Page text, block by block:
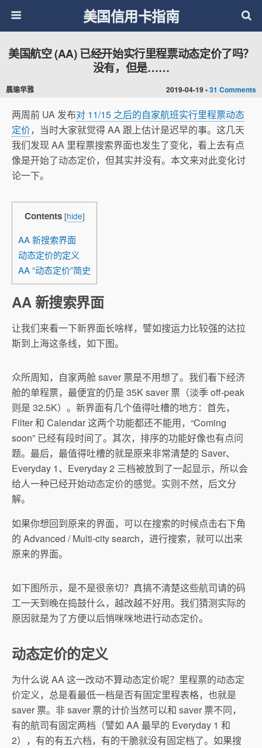
美国信用卡指南
2019-04-19 •31 Comments
美国航空 (AA) 已经开始实行里程票动态定价了吗？
没有，但是……
晨瑜早雅
两周前 UA 发布对 11/15 之后的自家航班实行里程票动态
定价，当时大家就觉得 AA 跟上估计是迟早的事。这几天
我们发现 AA 里程票搜索界面也发生了变化，看上去有点
像是开始了动态定价，但其实并没有。本文来对此变化讨
论一下。
Contents [hide]
AA 新搜索界面
动态定价的定义
AA “动态定价”简史
AA 新搜索界面
让我们来看一下新界面长啥样，譬如搜运力比较强的达拉
斯到上海这条线，如下图。
众所周知，自家两舱 saver 票是不用想了。我们看下经济
舱的单程票，最便宜的仍是 35K saver 票（淡季 off-peak
则是 32.5K）。新界面有几个值得吐槽的地方：首先，
Filter 和 Calendar 这两个功能都还不能用，“Coming
soon” 已经有段时间了。其次，排序的功能好像也有点问
题。最后，最值得吐槽的就是原来非常清楚的 Saver、
Everyday 1、Everyday 2 三档被放到了一起显示，所以会
给人一种已经开始动态定价的感觉。实则不然，后文分
解。
如果你想回到原来的界面，可以在搜索的时候点击右下角
的 Advanced / Multi-city search，进行搜索，就可以出来
原来的界面。
如下图所示，是不是很亲切？真搞不清楚这些航司请的码
工一天到晚在捣鼓什么，越改越不好用。我们猜测实际的
原因就是为了方便以后悄咪咪地进行动态定价。
动态定价的定义
为什么说 AA 这一改动不算动态定价呢？里程票的动态定
价定义，总是看最低一档是否有固定里程表格，也就是
saver 票。非 saver 票的计价当然可以和 saver 票不同，
有的航司有固定两档（譬如 AA 最早的 Everyday 1 和
2），有的有五六档，有的干脆就没有固定档了。如果搜